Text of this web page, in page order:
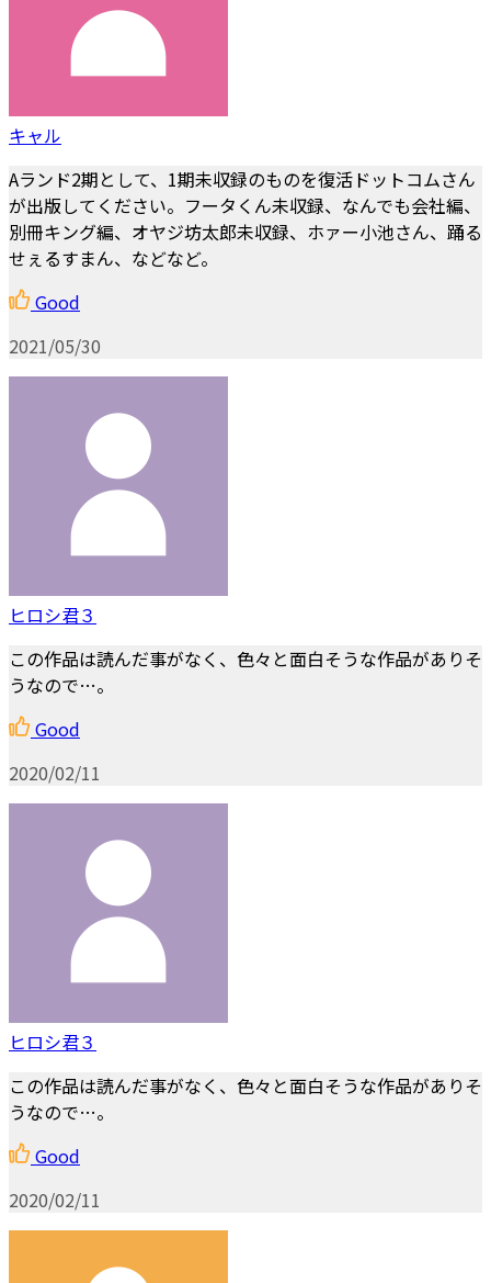
キャル
Aランド2期として、1期未収録のものを復活ドットコムさん
が出版してください。フータくん未収録、なんでも会社編、
別冊キング編、オヤジ坊太郎未収録、ホァー小池さん、踊る
せぇるすまん、などなど。
Good
2021/05/30
ヒロシ君３
この作品は読んだ事がなく、色々と面白そうな作品がありそ
うなので…。
Good
2020/02/11
ヒロシ君３
この作品は読んだ事がなく、色々と面白そうな作品がありそ
うなので…。
Good
2020/02/11